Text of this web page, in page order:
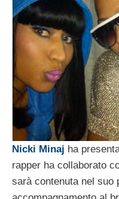
Nicki Minaj ha
rapper ha collaborato
sarà contenuta nel suo